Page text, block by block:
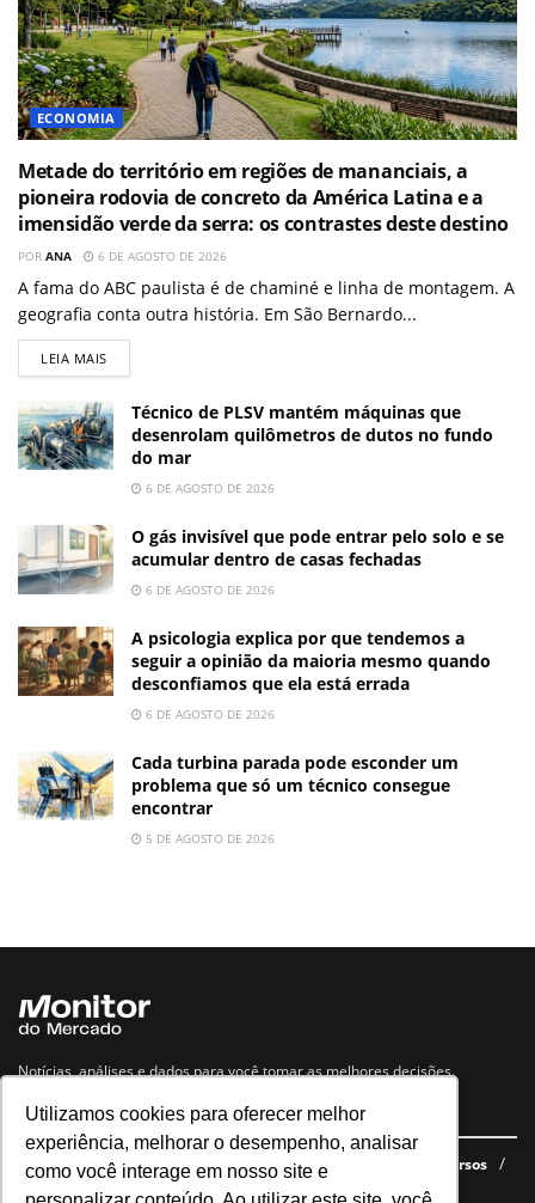
Utilizamos cookies para oferecer melhor
experiência, melhorar o desempenho, analisar
como você interage em nosso site e
ECONOMIA
Metade do território em regiões de mananciais, a
pioneira rodovia de concreto da América Latina e a
imensidão verde da serra: os contrastes deste destino
POR ANA 6 DE AGOSTO DE 2026
A fama do ABC paulista é de chaminé e linha de montagem. A
geografia conta outra história. Em São Bernardo...
LEIA MAIS
Técnico de PLSV mantém máquinas que
desenrolam quilômetros de dutos no fundo
do mar
6 DE AGOSTO DE 2026
O gás invisível que pode entrar pelo solo e se
acumular dentro de casas fechadas
6 DE AGOSTO DE 2026
A psicologia explica por que tendemos a
seguir a opinião da maioria mesmo quando
desconfiamos que ela está errada
6 DE AGOSTO DE 2026
Cada turbina parada pode esconder um
problema que só um técnico consegue
encontrar
5 DE AGOSTO DE 2026
Notícias, análises e dados para você tomar as melhores decisões.
Navegue no site
Últimas notícias Quem somos E-books gratuitos
Cursos
Política de privacidade